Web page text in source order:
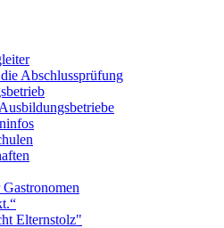
Abschlussprüfung
Elternstolz"